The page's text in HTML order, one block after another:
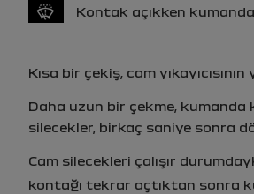
Kontak açıkken
Kısa bir çekiş, cam
Daha uzun bir çekme, kumanda
silecekler, birkaç saniye sonra
Cam silecekleri çalışır
kontağı tekrar açtıktan sonra